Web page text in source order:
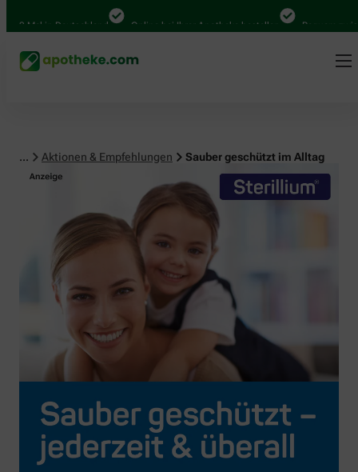
in Deutschland Online bei Ihrer Apotheke bestellen Bequem
... Aktionen & Empfehlungen Sauber geschützt im Alltag